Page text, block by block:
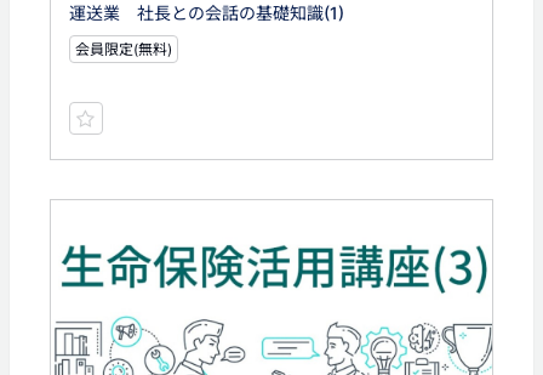
運送業 社長との会話の基礎知識(1)
会員限定(無料)